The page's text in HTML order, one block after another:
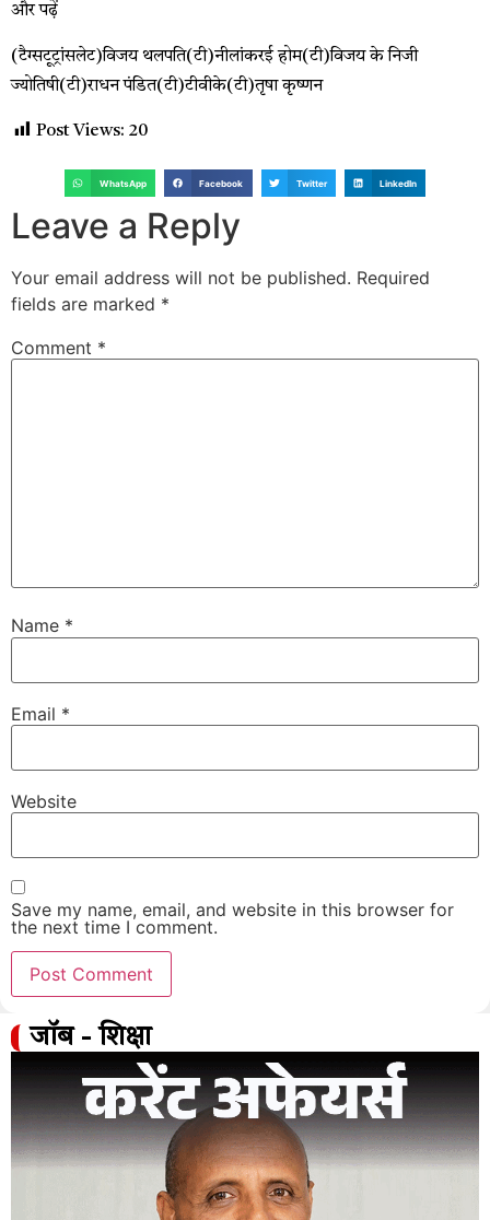
और पढ़ें
(टैग्सटूट्रांसलेट)विजय थलपति(टी)नीलांकरई होम(टी)विजय के निजी
ज्योतिषी(टी)राधन पंडित(टी)टीवीके(टी)तृषा कृष्णन
Post Views: 20
WhatsApp Facebook Twitter LinkedIn
Leave a Reply
Your email address will not be published. Required
fields are marked *
Comment *
Name *
Email *
Website
Save my name, email, and website in this browser for
the next time I comment.
जॉब - शिक्षा